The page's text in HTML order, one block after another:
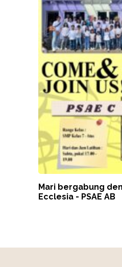
Mari bergabung
Ecclesia - PSAE AB